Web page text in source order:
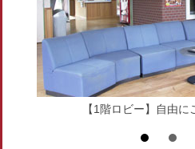
【1階ロビー】自由に